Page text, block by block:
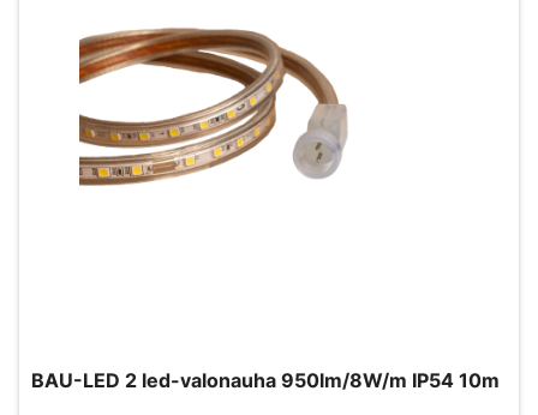
BAU-LED 2 led-valonauha 950lm/8W/m IP54 10m